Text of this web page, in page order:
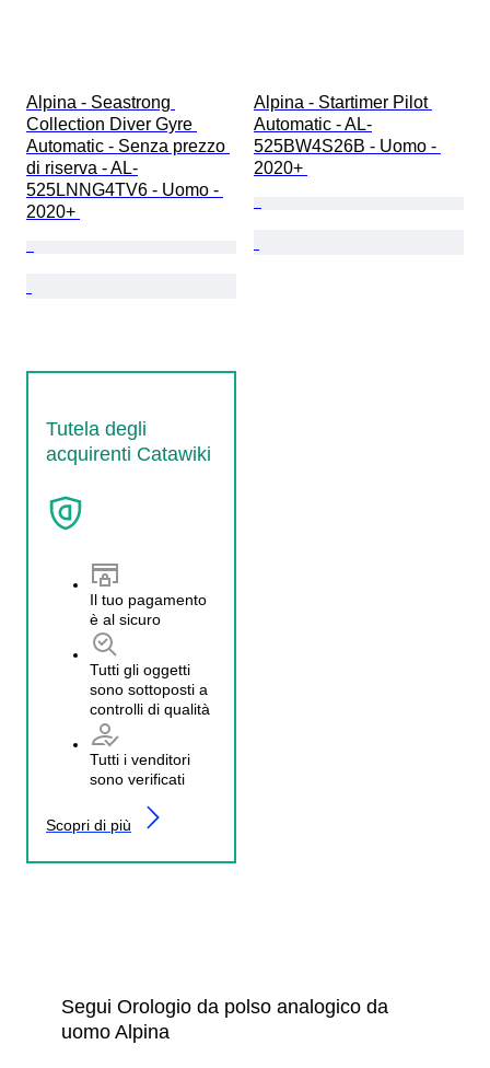
Alpina - Seastrong
Collection Diver Gyre
Automatic - Senza prezzo
di riserva - AL-
525LNNG4TV6 - Uomo -
2020+
Alpina - Startimer Pilot
Automatic - AL-
525BW4S26B - Uomo -
2020+
Tutela degli
acquirenti Catawiki
Il tuo pagamento
è al sicuro
Tutti gli oggetti
sono sottoposti a
controlli di qualità
Tutti i venditori
sono verificati
Scopri di più
Segui Orologio da polso analogico da
uomo Alpina